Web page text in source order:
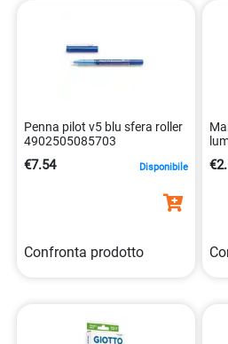
Penna pilot v5 blu sfera roller
4902505085703
€7.54 Disponibile
Confronta prodotto